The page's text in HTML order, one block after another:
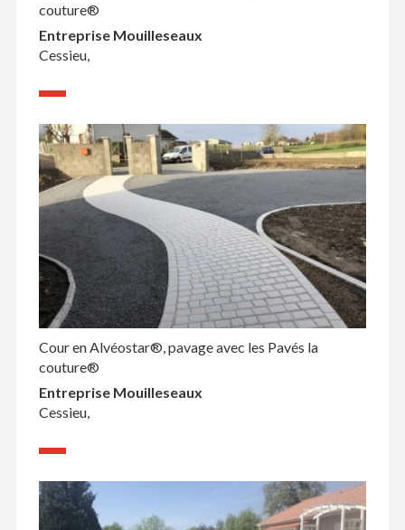
couture®
Entreprise Mouilleseaux
Cessieu,
Cour en Alvéostar®, pavage avec les Pavés la
couture®
Entreprise Mouilleseaux
Cessieu,